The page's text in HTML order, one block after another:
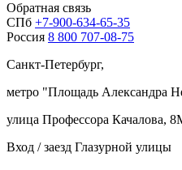
Обратная связь
СПб +7-900-634-65-35
Россия 8 800 707-08-75
Санкт-Петербург,
метро "Площадь Александра
улица Профессора Качалова,
Вход / заезд Глазурной улицы